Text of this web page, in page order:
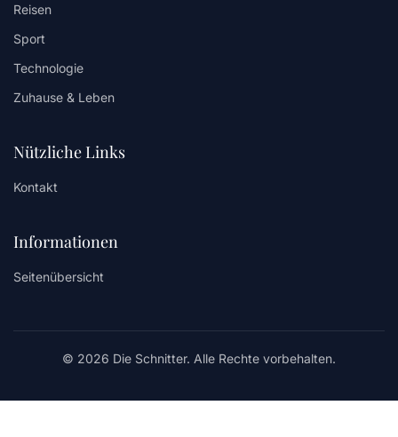
Reisen
Sport
Technologie
Zuhause & Leben
Nützliche Links
Kontakt
Informationen
Seitenübersicht
© 2026 Die Schnitter. Alle Rechte vorbehalten.